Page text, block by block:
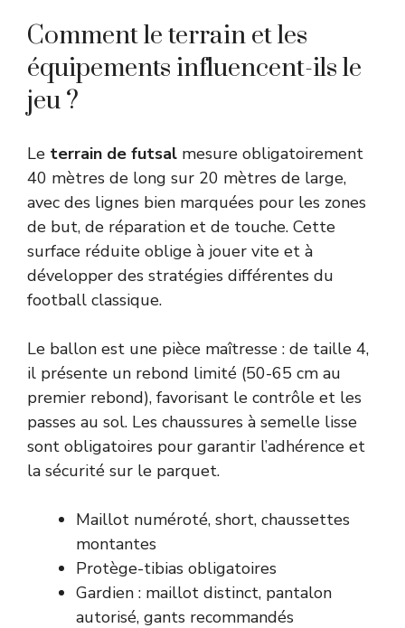
Comment le terrain et les
équipements influencent-ils le
jeu ?
Le terrain de futsal mesure obligatoirement
40 mètres de long sur 20 mètres de large,
avec des lignes bien marquées pour les zones
de but, de réparation et de touche. Cette
surface réduite oblige à jouer vite et à
développer des stratégies différentes du
football classique.
Le ballon est une pièce maîtresse : de taille 4,
il présente un rebond limité (50-65 cm au
premier rebond), favorisant le contrôle et les
passes au sol. Les chaussures à semelle lisse
sont obligatoires pour garantir l’adhérence et
la sécurité sur le parquet.
Maillot numéroté, short, chaussettes
montantes
Protège-tibias obligatoires
Gardien : maillot distinct, pantalon
autorisé, gants recommandés